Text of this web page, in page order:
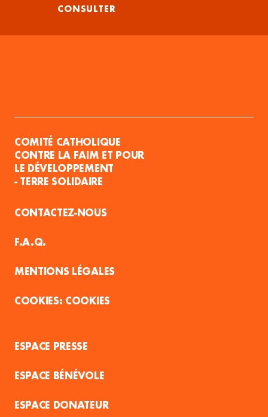
CONSULTER
COMITÉ CATHOLIQUE
CONTRE LA FAIM ET POUR
LE DÉVELOPPEMENT
- TERRE SOLIDAIRE
CONTACTEZ-NOUS
F.A.Q.
MENTIONS LÉGALES
COOKIES
ESPACE PRESSE
ESPACE BÉNÉVOLE
ESPACE DONATEUR